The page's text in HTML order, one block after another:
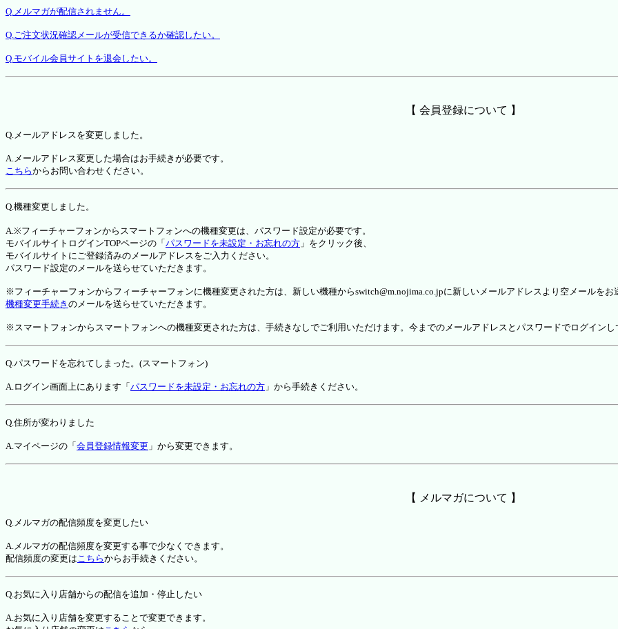
Q.メルマガが配信されません。
Q.ご注文状況確認メールが受信できるか確認したい。
Q.モバイル会員サイトを退会したい。
【 会員登録について 】
Q.メールアドレスを変更しました。
A.メールアドレス変更した場合はお手続きが必要です。
こちらからお問い合わせください。
Q.機種変更しました。
A.※フィーチャーフォンからスマートフォンへの機種変更は、パスワード設定が必要です。
モバイルサイトログインTOPページの「 パスワードを未設定・お忘れの方 」をクリック後、
モバイルサイトにご登録済みのメールアドレスをご入力ください。
パスワード設定のメールを送らせていただきます。
※フィーチャーフォンからフィーチャーフォンに機種変更された方は、新しい機種からswitch@m.nojima.co.jpに新しいメールアドレスより空メールをお
機種変更手続き のメールを送らせていただきます。
※スマートフォンからスマートフォンへの機種変更された方は、手続きなしでご利用いただけます。今までのメールアドレスとパスワードでログインし
Q.パスワードを忘れてしまった。(スマートフォン)
A.ログイン画面上にあります「 パスワードを未設定・お忘れの方 」から手続きください。
Q.住所が変わりました
A.マイページの「 会員登録情報変更 」から変更できます。
【 メルマガについて 】
Q.メルマガの配信頻度を変更したい
A.メルマガの配信頻度を変更する事で少なくできます。
配信頻度の変更はこちらからお手続きください。
Q.お気に入り店舗からの配信を追加・停止したい
A.お気に入り店舗を変更することで変更できます。